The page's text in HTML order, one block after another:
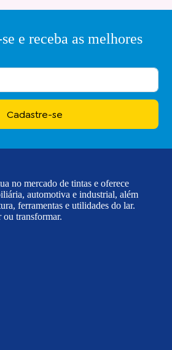
e receba as melhores
Cadastre-se
no mercado de tintas e oferece
automotiva e industrial, além
ferramentas e utilidades do lar.
ou transformar.